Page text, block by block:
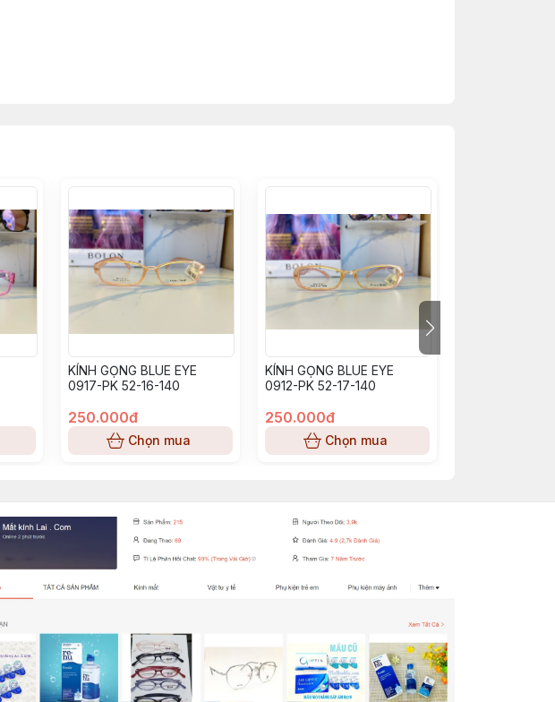
KÍNH GỌNG BLUE EYE
0917-PK 52-16-140
250.000đ
Chọn mua
KÍNH GỌNG BLUE EYE
0912-PK 52-17-140
250.000đ
Chọn mua